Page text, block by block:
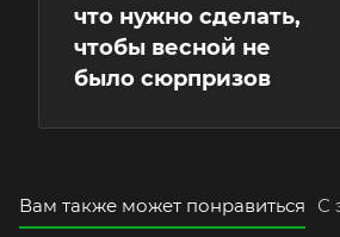
что нужно сделать,
чтобы весной не
было сюрпризов
Вам также может понравиться С